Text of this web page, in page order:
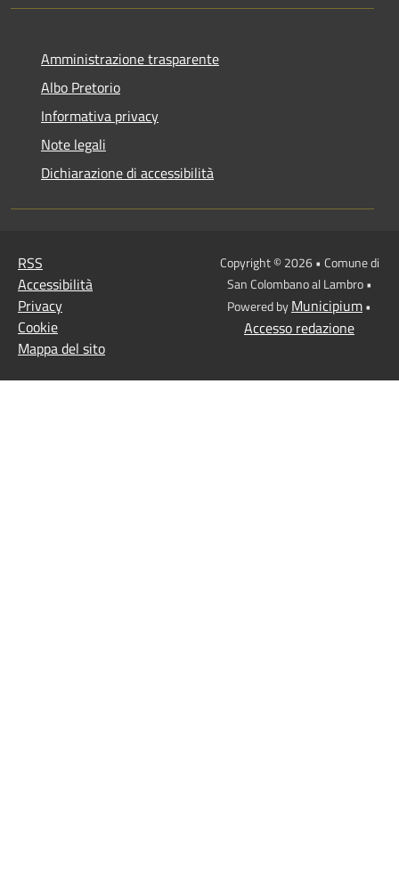
Amministrazione trasparente
Albo Pretorio
Informativa privacy
Note legali
Dichiarazione di accessibilità
RSS
Accessibilità
Privacy
Cookie
Mappa del sito
Copyright © 2026 • Comune di
San Colombano al Lambro •
Powered byMunicipium•
Accesso redazione